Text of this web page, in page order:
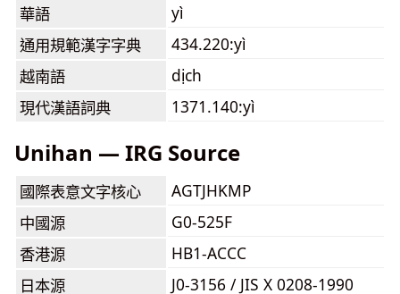
華語
yì
通用規範漢字字典
434.220:yì
越南語
dịch
現代漢語詞典
1371.140:yì
Unihan — IRG Source
國際表意文字核心
AGTJHKMP
中國源
G0-525F
香港源
HB1-ACCC
日本源
J0-3156 / JIS X 0208-1990